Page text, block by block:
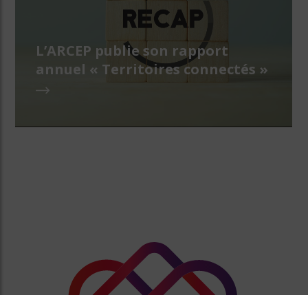
L’ARCEP publie son rapport
annuel « Territoires connectés »